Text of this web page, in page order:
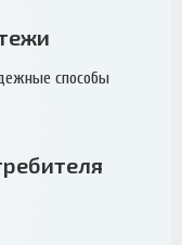
способы